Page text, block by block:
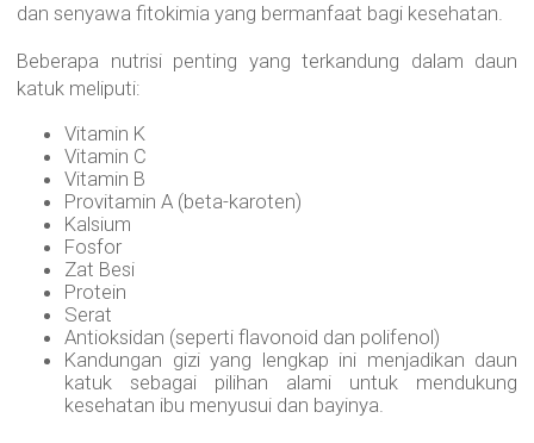
dan senyawa fitokimia yang bermanfaat bagi kesehatan.
Beberapa nutrisi penting yang terkandung dalam daun
katuk meliputi:
Vitamin K
Vitamin C
Vitamin B
Provitamin A (beta-karoten)
Kalsium
Fosfor
Zat Besi
Protein
Serat
Antioksidan (seperti flavonoid dan polifenol)
Kandungan gizi yang lengkap ini menjadikan daun
katuk sebagai pilihan alami untuk mendukung
kesehatan ibu menyusui dan bayinya.